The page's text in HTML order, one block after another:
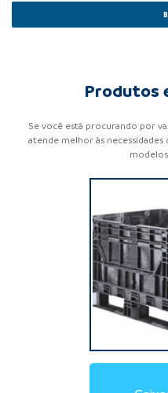
Produtos
Se você está procurando por
atende melhor às necessidades
modelos
Locação
Locação